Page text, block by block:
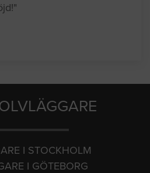
I STOCKHOLM
I GÖTEBORG